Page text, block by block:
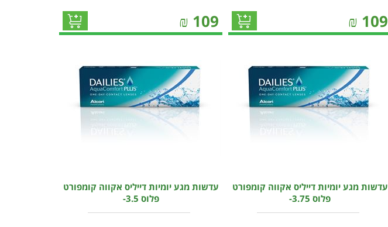
109
₪
109
₪
עדשות מגע יומיות דייליס אקווה קומפורט
פלוס 3.75-
עדשות מגע יומיות דייליס אקווה קומפורט
פלוס 3.5-